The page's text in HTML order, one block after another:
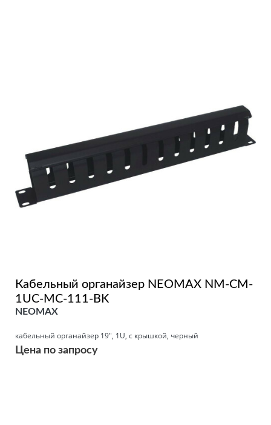
Кабельный органайзер NEOMAX NM-CM-
1UC-MC-111-BK
NEOMAX
кабельный органайзер 19", 1U, с крышкой, черный
Цена по запросу